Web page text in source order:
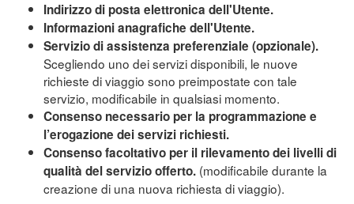
Indirizzo di posta elettronica dell'Utente.
Informazioni anagrafiche dell'Utente.
Servizio di assistenza preferenziale (opzionale).
Scegliendo uno dei servizi disponibili, le nuove
richieste di viaggio sono preimpostate con tale
servizio, modificabile in qualsiasi momento.
Consenso necessario per la programmazione e
l’erogazione dei servizi richiesti.
Consenso facoltativo per il rilevamento dei livelli di
qualità del servizio offerto. (modificabile durante la
creazione di una nuova richiesta di viaggio).